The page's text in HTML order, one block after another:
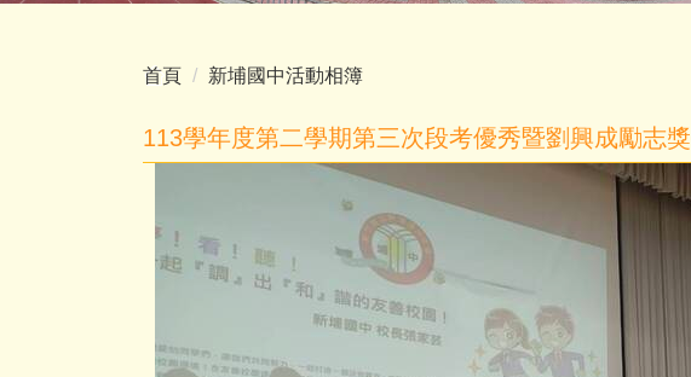
首頁 新埔國中活動相簿
113學年度第二學期第三次段考優秀暨劉興成勵志